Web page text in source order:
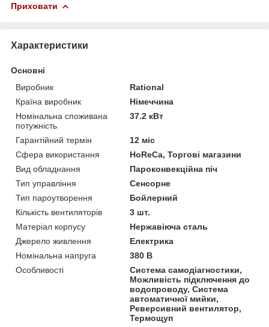
Приховати
Характеристики
Основні
Виробник
Rational
Країна виробник
Німеччина
Номінальна споживана
потужність
37.2 кВт
Гарантійний термін
12 міс
Сфера використання
HoReCa, Торгові магазини
Вид обладнання
Пароконвекційна піч
Тип управління
Сенсорне
Тип пароутворення
Бойлерний
Кількість вентиляторів
3 шт.
Матеріал корпусу
Нержавіюча сталь
Джерело живлення
Електрика
Номінальна напруга
380 В
Особливості
Система самодіагностики,
Можливість підключення до
водопроводу, Система
автоматичної мийки,
Реверсивний вентилятор,
Термощуп